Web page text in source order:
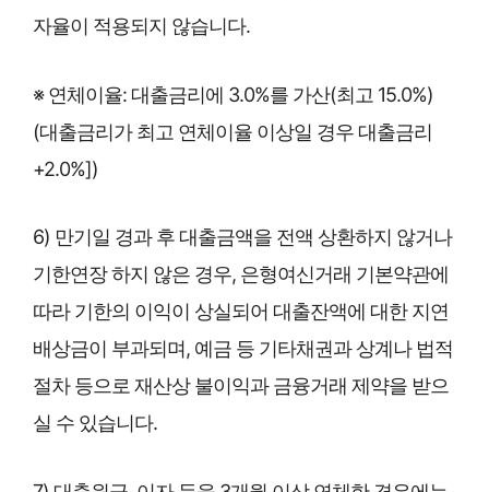
자율이 적용되지 않습니다.
※ 연체이율: 대출금리에 3.0%를 가산(최고 15.0%)
(대출금리가 최고 연체이율 이상일 경우 대출금리
+2.0%])
6) 만기일 경과 후 대출금액을 전액 상환하지 않거나
기한연장 하지 않은 경우, 은형여신거래 기본약관에
따라 기한의 이익이 상실되어 대출잔액에 대한 지연
배상금이 부과되며, 예금 등 기타채권과 상계나 법적
절차 등으로 재산상 불이익과 금융거래 제약을 받으
실 수 있습니다.